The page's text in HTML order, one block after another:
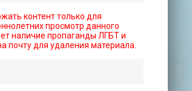
контент только для
просмотр данного
наличие пропаганды ЛГБТ и
почту для удаления материала.